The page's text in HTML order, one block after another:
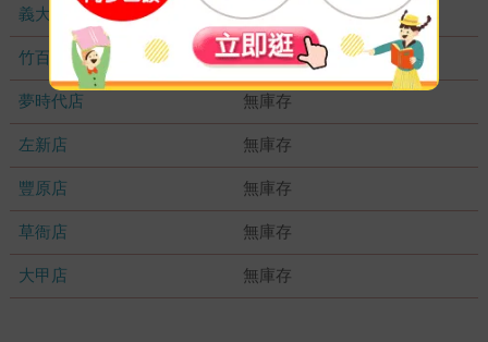
義大店 無庫存
竹百店 無庫存
夢時代店 無庫存
左新店 無庫存
豐原店 無庫存
草衙店 無庫存
大甲店 無庫存